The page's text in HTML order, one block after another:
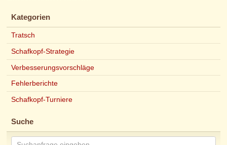
Kategorien
Tratsch
Schafkopf-Strategie
Verbesserungsvorschläge
Fehlerberichte
Schafkopf-Turniere
Suche